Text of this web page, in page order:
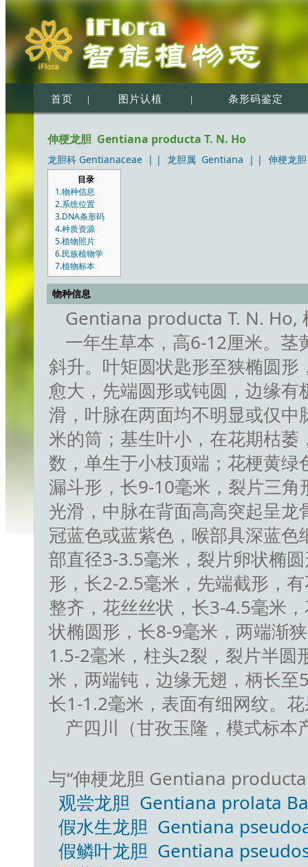
首页 | 图片认植 | 条形码鉴定
伸梗龙胆 Gentiana producta T. N. Ho
龙胆科 Gentianaceae | | 龙胆属 Gentiana | | 伸梗龙
目录
1.物种信息
2.系统位置
3.DNA条形码
4.种质资源
5.植物照片
6.民族植物学
7.植物标本
物种信息
Gentiana producta T. N. Ho,
一年生草本，高6-12厘米。
斜升。叶矩圆状匙形至狭椭圆
愈大，先端圆形或钝圆，边缘
滑，叶脉在两面均不明显或仅
米的筒；基生叶小，在花期枯
数，单生于小枝顶端；花梗黄
漏斗形，长9-10毫米，裂片三
光滑，中脉在背面高高突起呈
冠蓝色或蓝紫色，喉部具深蓝
部直径3-3.5毫米，裂片卵状椭
形，长2-2.5毫米，先端截形，
整齐，花丝丝状，长3-4.5毫米
状椭圆形，长8-9毫米，两端渐
1.5-2毫米，柱头2裂，裂片半
米，两端钝，边缘无翅，柄长
长1-1.2毫米，表面有细网纹。
产四川（甘孜玉隆，模式标本
与“伸梗龙胆 Gentiana
观尝龙胆 Gentiana prolata
假水生龙胆 Gentiana
假鳞叶龙胆 Gentiana